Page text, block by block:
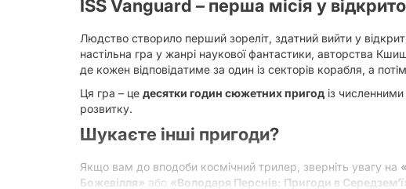
ISS Vanguard – перша місія у
Людство створило перший зореліт, здатний вийти у
настільна гра у жанрі наукової фантастики, авторства
де кожен відповідатиме за один із секторів корабля, а
Ця гра – це десятки годин сюжетних пригод із
розвитку.
Шукаєте інші пригоди?
Якщо вам до вподоби космічний трилер, зверніть увагу на
Божевілля» або «Володаря Перснів: Пригоди в